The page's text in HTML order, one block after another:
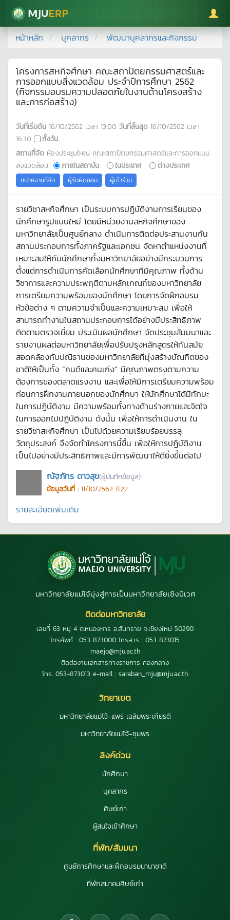
มหาวิทยาลัยแม่โจ้
หน้าหลัก บุคลากร พัฒนาบุคลากรและกิจกรรม
โครงการสหกิจศึกษา คณะสถาปัตยกรรมศาสตร์และ
การออกแบบสิ่งแวดล้อม ประจำปีการศึกษา 2562
(กิจกรรมอบรมความปลอดภัยในงานด้านโครงสร้าง
และการก่อสร้าง)
วันที่เริ่มต้น 16/10/2562 เวลา 13:00 วันที่สิ้นสุด 16/10/2562 เวลา
16:30
ทั้งวัน
สถานที่จัด ห้องประชุมใหญ่ คณะสถาปัตยกรรมศาสตร์และการออกแบบ
สิ่งแวดล้อม
ภายในสถาบัน ในประเทศ ต่างประเทศ
หน่วยงานที่จัด ผู้รับผิดชอบ ผู้เข้าร่วม
รายวิชาสหกิจศึกษา เป็นระบบการปฏิบัติงานการเรียนของ
นักศึกษารูปแบบใหม่ โดยมีหน่วยงานสหกิจศึกษาของ
มหาวิทยาลัยเป็นศูนย์กลาง ดำเนินการติดต่อประสานงานกัน
สถานประกอบการทั้งภาครัฐและเอกชน จัดหาตำแหน่งงานที่
เหมาะสมให้กับนักศึกษาทั้งมหาวิทยาลัยอย่างมีกระบวนการ
ตั้งแต่การดำเนินการคัดเลือกนักศึกษาที่มีคุณภาพ ทั้งด้าน
วิชาการและความประพฤติตามหลักเกณฑ์ของมหาวิทยาลัย
การเตรียมความพร้อมของนักศึกษา โดยการจัดฝึกอบรม
หัวข้อต่าง ๆ ตามความจำเป็นและความเหมาะสม เพื่อให้
สามารถทำงานในสถานประกอบการได้อย่างมีประสิทธิภาพ
ติดตามตรวจเยี่ยม ประเมินผลนักศึกษา จัดประชุมสัมมนาและ
รายงานผลต่อมหาวิทยาลัยเพื่อปรับปรุงหลักสูตรให้ทันสมัย
สอดคล้องกับปณิธานของมหาวิทยาลัยที่มุ่งสร้างบัณฑิตของ
ชาติให้เป็นทั้ง “คนดีและคนเก่ง” มีคุณภาพตรงตามความ
ต้องการของตลาดแรงงาน และเพื่อให้มีการเตรียมความพร้อม
ก่อนการฝึกงานภายนอกของนักศึกษา ให้นักศึกษาได้มีทักษะ
ในการปฏิบัติงาน มีความพร้อมทั้งทางด้านร่างกายและจิตใจ
ในการออกไปปฏิบัติงาน ดังนั้น เพื่อให้การดำเนินงาน ใน
รายวิชาสหกิจศึกษา เป็นไปด้วยความเรียบร้อยบรรลุ
วัตถุประสงค์ จึงจัดทำโครงการนี้ขึ้น เพื่อให้การปฏิบัติงาน
เป็นไปอย่างมีประสิทธิภาพและมีการพัฒนาให้ดียิ่งขึ้นต่อไป
ณัฐภัทร ดาวสุข(ผู้บันทึกข้อมูล)
ข้อมูลวันที่ : 11/10/2562 11:22
รายละเอียดเพิ่มเติม
มหาวิทยาลัยแม่โจ้มุ่งสู่การเป็นมหาวิทยาลัยเชิงนิเวศ
ติดต่อมหาวิทยาลัย
เลขที่ 63 หมู่ 4 ต.หนองหาร อ.สันทราย จ.เชียงใหม่ 50290
โทรศัพท์ : 053 873000 โทรสาร : 053 873015
maejo@mju.ac.th
ติดต่องานเอกสารทางราชการ กองกลาง
โทร. 053-873013 e-mail : saraban_mju@mju.ac.th
วิทยาเขต
มหาวิทยาลัยแม่โจ้-แพร่ เฉลิมพระเกียรติ
มหาวิทยาลัยแม่โจ้-ชุมพร
ลิงค์ด่วน
นักศึกษา
บุคลากร
ศิษย์เก่า
ผู้สนใจเข้าศึกษา
ที่พัก/สัมมนา
ศูนย์การศึกษาและฝึกอบรมนานาชาติ
ที่พักสมาคมศิษย์เก่า